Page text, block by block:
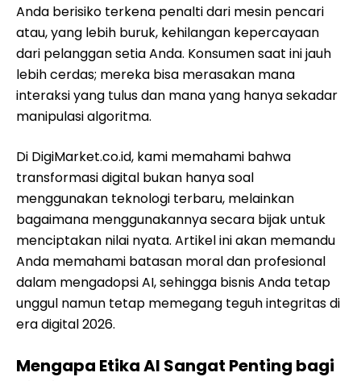
Anda berisiko terkena penalti dari mesin pencari
atau, yang lebih buruk, kehilangan kepercayaan
dari pelanggan setia Anda. Konsumen saat ini jauh
lebih cerdas; mereka bisa merasakan mana
interaksi yang tulus dan mana yang hanya sekadar
manipulasi algoritma.
Di DigiMarket.co.id, kami memahami bahwa
transformasi digital bukan hanya soal
menggunakan teknologi terbaru, melainkan
bagaimana menggunakannya secara bijak untuk
menciptakan nilai nyata. Artikel ini akan memandu
Anda memahami batasan moral dan profesional
dalam mengadopsi AI, sehingga bisnis Anda tetap
unggul namun tetap memegang teguh integritas di
era digital 2026.
Mengapa Etika AI Sangat Penting bagi